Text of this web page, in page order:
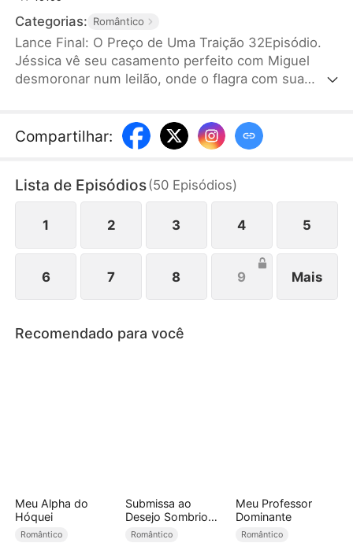
Categorias: Romântico
Lance Final: O Preço de Uma Traição 32Episódio.
Jéssica vê seu casamento perfeito com Miguel
desmoronar num leilão, onde o flagra com sua
cede a empresa. Ele anuncia sua "morte", mas
surpreendido por um testamento que doa tudo ao
exposto por Jéssica como seu envenenador
crônico. Com as provas divulgadas, Miguel e
Vanessa foram presos. Jéssica recupera tudo e
Compartilhar:
Lista de Episódios(50 Episódios)
1 2 3 4 5
6 7 8 9 Mais
Recomendado para você
Meu Alpha do
Hóquei
Romântico
Submissa ao
Desejo Sombrio
(Dublado)
Romântico
Meu Professor
Dominante
Romântico